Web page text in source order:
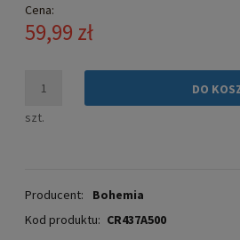
Cena:
59,99 zł
szt.
DO
Producent:
Bohemia
Kod produktu: CR437A500